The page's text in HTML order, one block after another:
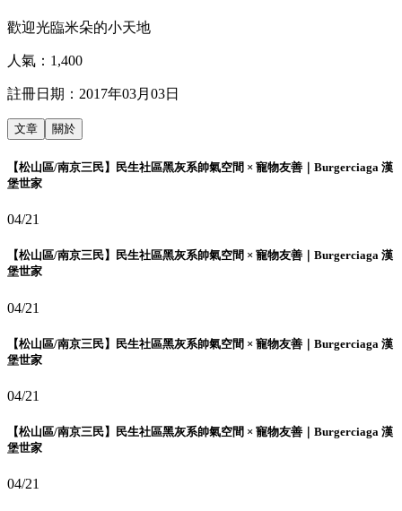
歡迎光臨米朵的小天地
人氣： 1,400
註冊日期： 2017年03月03日
文章 關於
【松山區/南京三民】民生社區黑灰系帥氣空間 × 寵物友善｜Burgerciaga 漢
堡世家
04/21
【松山區/南京三民】民生社區黑灰系帥氣空間 × 寵物友善｜Burgerciaga 漢
堡世家
04/21
【松山區/南京三民】民生社區黑灰系帥氣空間 × 寵物友善｜Burgerciaga 漢
堡世家
04/21
【松山區/南京三民】民生社區黑灰系帥氣空間 × 寵物友善｜Burgerciaga 漢
堡世家
04/21